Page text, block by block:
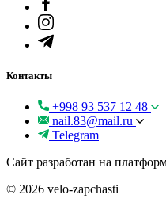
Контакты
+998 93 537 12 48
nail.83@mail.ru
Telegram
Сайт разработан на
© 2026 velo-zapchasti